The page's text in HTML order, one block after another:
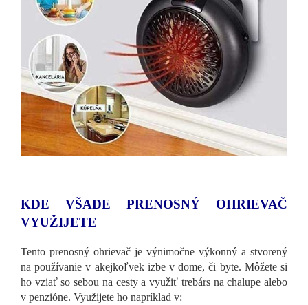
KDE VŠADE PRENOSNÝ OHRIEVAČ
VYUŽIJETE
Tento prenosný ohrievač je výnimočne výkonný a stvorený
na používanie v akejkoľvek izbe v dome, či byte. Môžete si
ho vziať so sebou na cesty a využiť trebárs na chalupe alebo
v penzióne. Využijete ho napríklad v: